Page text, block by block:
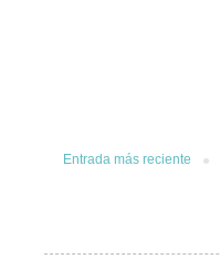
Entrada más reciente